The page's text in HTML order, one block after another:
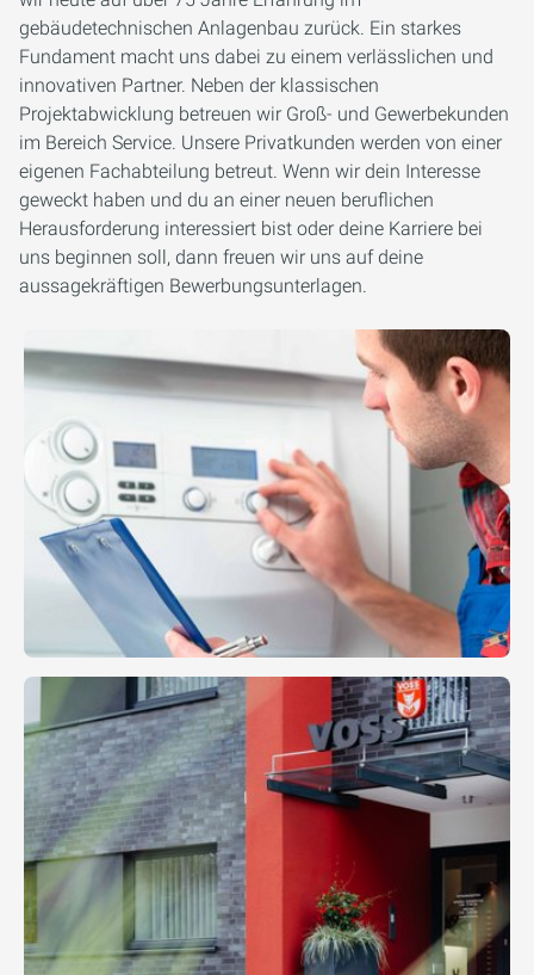
gebäudetechnischen Anlagenbau zurück. Ein starkes
Fundament macht uns dabei zu einem verlässlichen und
innovativen Partner. Neben der klassischen
Projektabwicklung betreuen wir Groß- und Gewerbekunden
im Bereich Service. Unsere Privatkunden werden von einer
eigenen Fachabteilung betreut. Wenn wir dein Interesse
geweckt haben und du an einer neuen beruflichen
Herausforderung interessiert bist oder deine Karriere bei
uns beginnen soll, dann freuen wir uns auf deine
aussagekräftigen Bewerbungsunterlagen.